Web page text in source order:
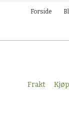
Forside
Frakt